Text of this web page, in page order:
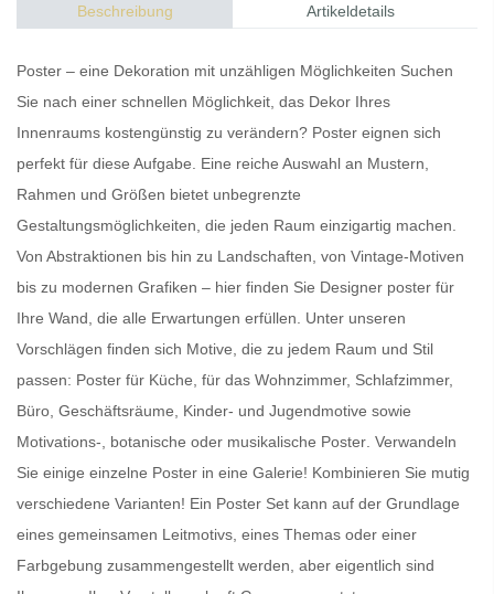
Beschreibung Artikeldetails
Poster – eine Dekoration mit unzähligen Möglichkeiten Suchen
Sie nach einer schnellen Möglichkeit, das Dekor Ihres
Innenraums kostengünstig zu verändern? Poster eignen sich
perfekt für diese Aufgabe. Eine reiche Auswahl an Mustern,
Rahmen und Größen bietet unbegrenzte
Gestaltungsmöglichkeiten, die jeden Raum einzigartig machen.
Von Abstraktionen bis hin zu Landschaften, von Vintage-Motiven
bis zu modernen Grafiken – hier finden Sie Designer poster für
Ihre Wand, die alle Erwartungen erfüllen. Unter unseren
Vorschlägen finden sich Motive, die zu jedem Raum und Stil
passen: Poster für Küche, für das Wohnzimmer, Schlafzimmer,
Büro, Geschäftsräume, Kinder- und Jugendmotive sowie
Motivations-, botanische oder musikalische Poster. Verwandeln
Sie einige einzelne Poster in eine Galerie! Kombinieren Sie mutig
verschiedene Varianten! Ein Poster Set kann auf der Grundlage
eines gemeinsamen Leitmotivs, eines Themas oder einer
Farbgebung zusammengestellt werden, aber eigentlich sind